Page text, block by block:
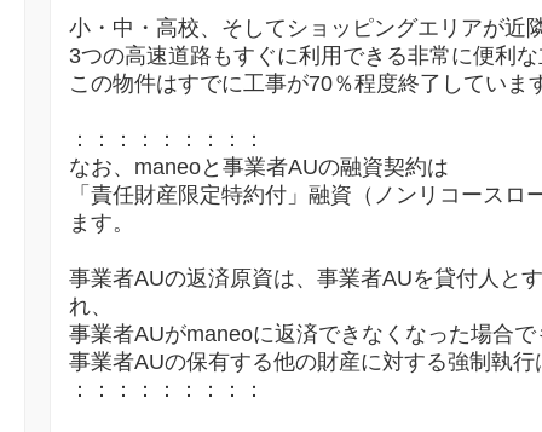
小・中・高校、そしてショッピングエリアが近
3つの高速道路もすぐに利用できる非常に便利
この物件はすでに工事が70％程度終了していま
：：：：：：：：：
なお、maneoと事業者AUの融資契約は
「責任財産限定特約付」融資（ノンリコースロ
ます。
事業者AUの返済原資は、事業者AUを貸付人と
れ、
事業者AUがmaneoに返済できなくなった場合で
事業者AUの保有する他の財産に対する強制執
：：：：：：：：：